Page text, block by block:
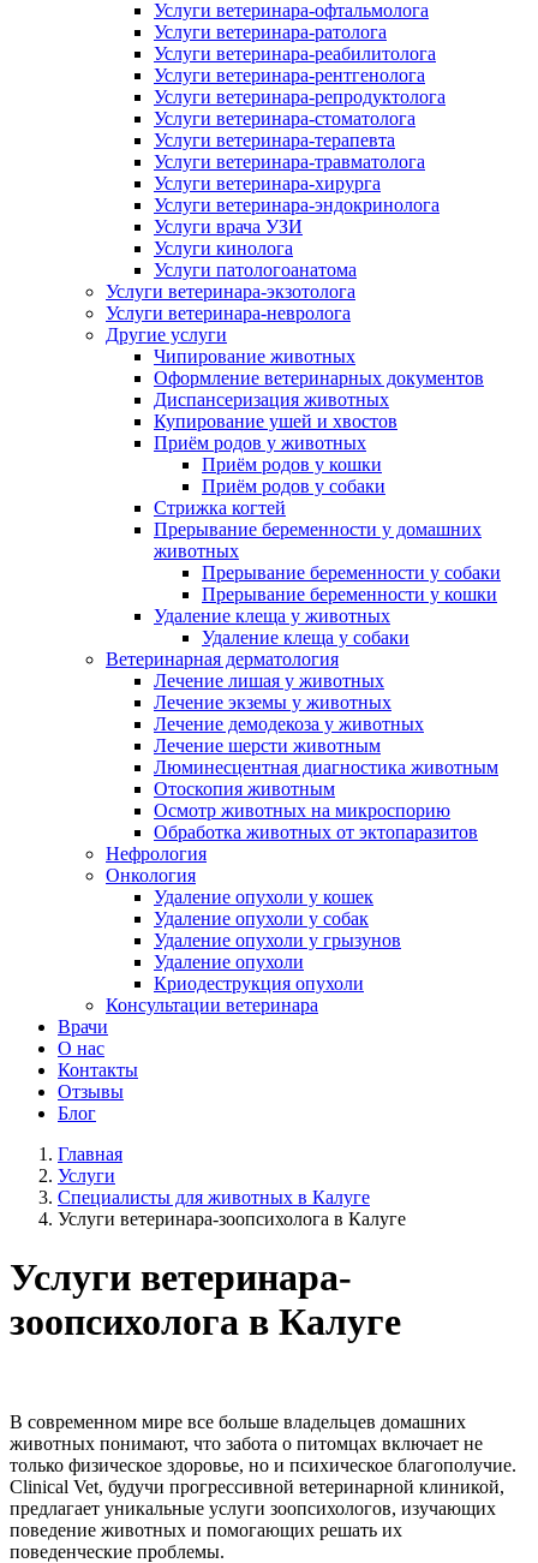
Услуги ветеринара-офтальмолога
Услуги ветеринара-ратолога
Услуги ветеринара-реабилитолога
Услуги ветеринара-рентгенолога
Услуги ветеринара-репродуктолога
Услуги ветеринара-стоматолога
Услуги ветеринара-терапевта
Услуги ветеринара-травматолога
Услуги ветеринара-хирурга
Услуги ветеринара-эндокринолога
Услуги врача УЗИ
Услуги кинолога
Услуги патологоанатома
Услуги ветеринара-экзотолога
Услуги ветеринара-невролога
Другие услуги
Чипирование животных
Оформление ветеринарных документов
Диспансеризация животных
Купирование ушей и хвостов
Приём родов у животных
Приём родов у кошки
Приём родов у собаки
Стрижка когтей
Прерывание беременности у домашних
животных
Прерывание беременности у собаки
Прерывание беременности у кошки
Удаление клеща у животных
Удаление клеща у собаки
Ветеринарная дерматология
Лечение лишая у животных
Лечение экземы у животных
Лечение демодекоза у животных
Лечение шерсти животным
Люминесцентная диагностика животным
Отоскопия животным
Осмотр животных на микроспорию
Обработка животных от эктопаразитов
Нефрология
Онкология
Удаление опухоли у кошек
Удаление опухоли у собак
Удаление опухоли у грызунов
Удаление опухоли
Криодеструкция опухоли
Консультации ветеринара
Врачи
О нас
Контакты
Отзывы
Блог
Главная
Услуги
Специалисты для животных в Калуге
Услуги ветеринара-зоопсихолога в Калуге
Услуги ветеринара-
зоопсихолога в Калуге
В современном мире все больше владельцев домашних
животных понимают, что забота о питомцах включает не
только физическое здоровье, но и психическое благополучие.
Clinical Vet, будучи прогрессивной ветеринарной клиникой,
предлагает уникальные услуги зоопсихологов, изучающих
поведение животных и помогающих решать их
поведенческие проблемы.